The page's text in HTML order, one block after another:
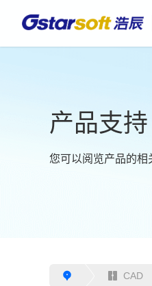
产品支持
您可以阅览产品的相
CAD